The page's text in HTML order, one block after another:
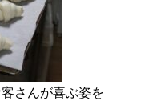
さんが喜ぶ姿を